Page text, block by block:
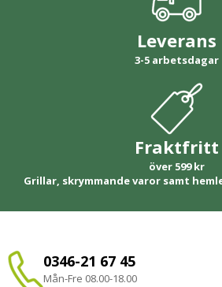
Leverans
3-5 arbetsdagar
Fraktfritt
över 599 kr
Grillar, skrymmande varor samt
0346-21 67 45
Mån-Fre 08.00-18.00